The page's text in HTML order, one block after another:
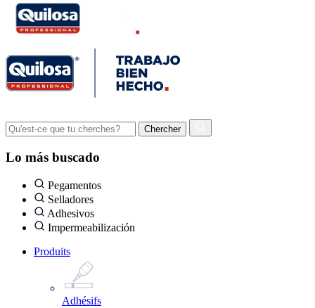
Lo más buscado
Pegamentos
Selladores
Adhesivos
Impermeabilización
Produits
Adhésifs